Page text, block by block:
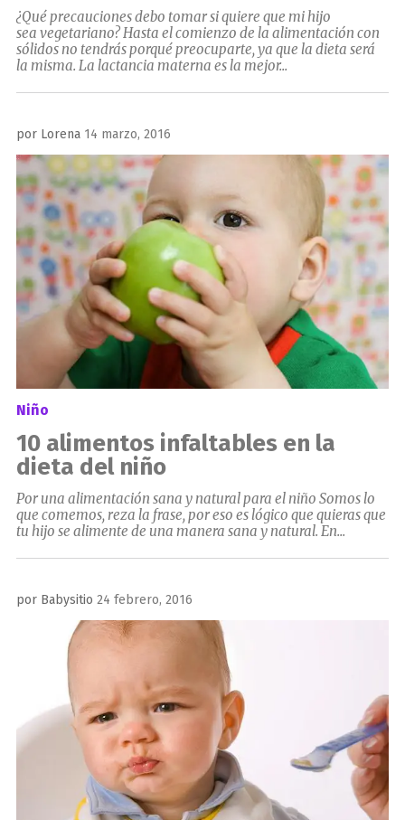
¿Qué precauciones debo tomar si quiere que mi hijo
sea vegetariano? Hasta el comienzo de la alimentación con
sólidos no tendrás porqué preocuparte, ya que la dieta será
la misma. La lactancia materna es la mejor...
por Lorena Publicado
el
14 marzo, 2016
Niño
10 alimentos infaltables en la
dieta del niño
Por una alimentación sana y natural para el niño Somos lo
que comemos, reza la frase, por eso es lógico que quieras que
tu hijo se alimente de una manera sana y natural. En...
por Babysitio Publicado
el
24 febrero, 2016